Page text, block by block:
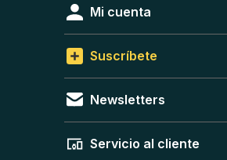
Mi cuenta
Suscríbete
Newsletters
Servicio al cliente